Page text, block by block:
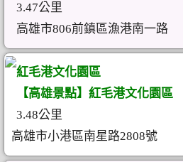
3.47公里
高雄市806前鎮區漁港南一路
紅毛港文化園區
【高雄景點】紅毛港文化園區
3.48公里
高雄市小港區南星路2808號